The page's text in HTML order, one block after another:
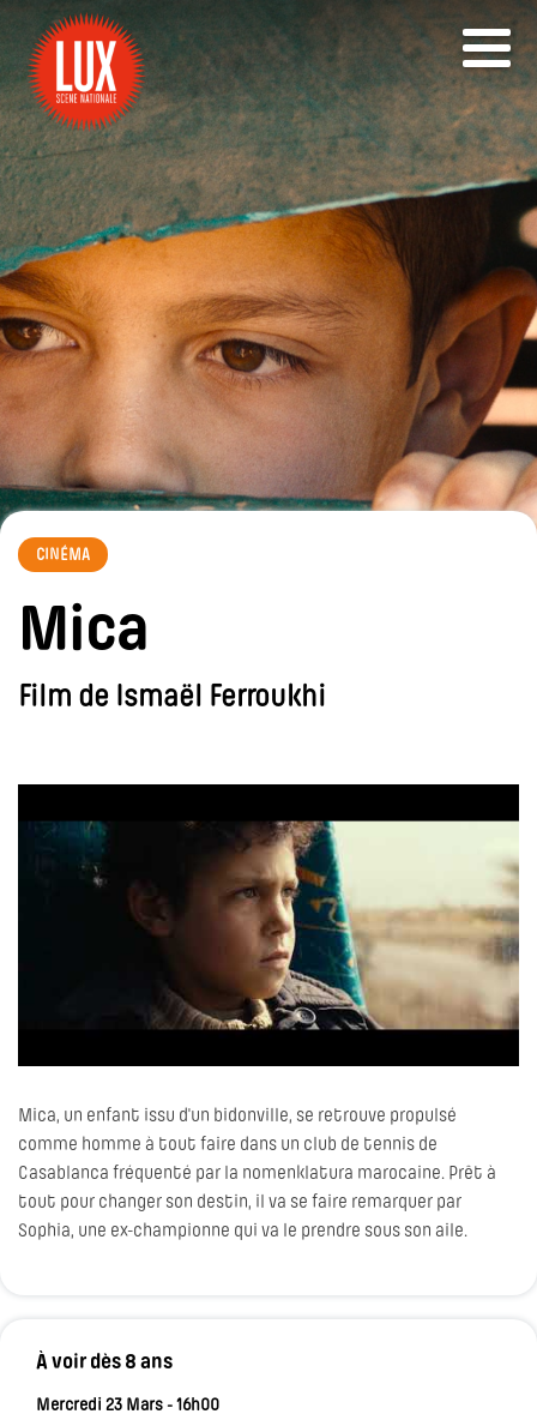
CINÉMA
Mica
Film de Ismaël Ferroukhi
Mica, un enfant issu d'un bidonville, se retrouve propulsé
comme homme à tout faire dans un club de tennis de
Casablanca fréquenté par la nomenklatura marocaine. Prêt à
tout pour changer son destin, il va se faire remarquer par
Sophia, une ex-championne qui va le prendre sous son aile.
À voir dès 8 ans
Mercredi 23 Mars - 16h00